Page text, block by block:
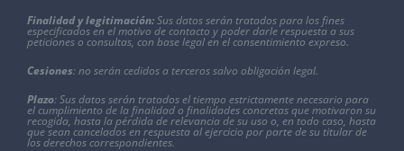
Finalidad y legitimación:Sus datos serán tratados para los fines
especificados en el motivo de contacto y poder darle respuesta a sus
peticiones o consultas, con base legal en el consentimiento expreso.
Cesiones: no serán cedidos a terceros salvo obligación legal.
Plazo: Sus datos serán tratados el tiempo estrictamente necesario para
el cumplimiento de la finalidad o finalidades concretas que motivaron su
recogida, hasta la pérdida de relevancia de su uso o, en todo caso, hasta
que sean cancelados en respuesta al ejercicio por parte de su titular de
los derechos correspondientes.